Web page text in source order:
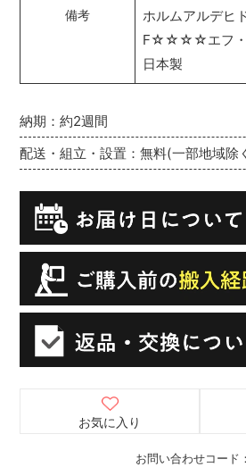
お問い合わせコード：
納期：約2週間
配送・組立・設置：無料(一部地域除
お気に入り
備考
ホルムアルデヒ
F☆☆☆☆エフ・
日本製